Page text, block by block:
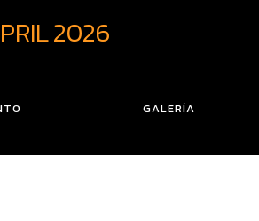
2026
GALERÍA